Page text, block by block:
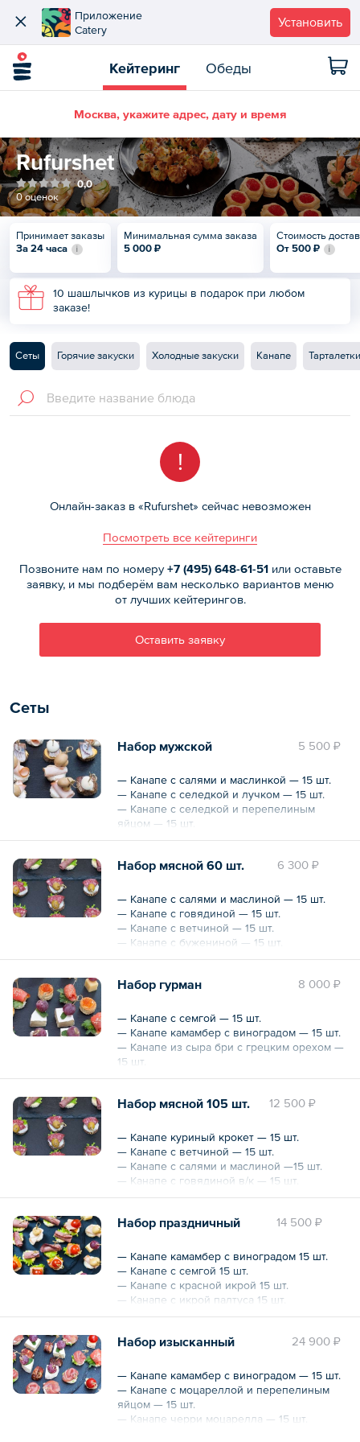
Приложение
Catery
Установить
Кейтеринг Обеды
Москва, укажите адрес, дату и время
Rufurshet
0,0
0 оценок
Принимает заказы
За 24 часа
Минимальная сумма заказа
5 000 ₽
Стоимость
От 500 ₽
10 шашлычков из курицы в подарок при любом
заказе!
Сеты Горячие закуски Холодные закуски Канапе Тарталетки
!
Онлайн-заказ в «Rufurshet» сейчас невозможен
Посмотреть все кейтеринги
Позвоните нам по номеру+7 (495) 648-61-51или оставьте
заявку, и мы подберём вам несколько вариантов меню
от лучших кейтерингов.
Оставить заявку
Сеты
5 500 ₽
Набор мужской
— Канапе с салями и маслинкой — 15 шт.
— Канапе с селедкой и лучком — 15 шт.
— Канапе с селедкой и перепелиным
яйцом — 15 шт.
— Канапе с карбонадом — 15 шт.
60 шт.
Общий вес – 1.5 кг
6 300 ₽
Набор мясной 60 шт.
— Канапе с салями и маслиной — 15 шт.
— Канапе с говядиной — 15 шт.
— Канапе с ветчиной — 15 шт.
— Канапе с бужениной — 15 шт.
8 000 ₽
Набор гурман
— Канапе с семгой — 15 шт.
— Канапе камамбер с виноградом — 15 шт.
— Канапе из сыра бри с грецким орехом —
15 шт.
— Канапе с угрем — 15 шт.
Общий вес – 1875 г
12 500 ₽
Набор мясной 105 шт.
— Канапе куриный крокет — 15 шт.
— Канапе с ветчиной — 15 шт.
— Канапе с салями и маслиной —15 шт.
— Канапе с говядиной в/к — 15 шт.
— Канапе с бужениной — 15 шт.
— Канапе с беконом — 15 шт.
105 шт.
Общий вес – 2625 г
14 500 ₽
Набор праздничный
— Канапе камамбер с виноградом 15 шт.
— Канапе с семгой 15 шт.
— Канапе с красной икрой 15 шт.
— Канапе с икрой палтуса 15 шт.
— Канапе с креветкой 15 шт.
— Профитроли с тунцом 15 шт.
— Профитроли с индейкой 15 шт.
— Тарталетка с креветками 15 шт.
— Тарталетка с оливье 15 шт.
— Тарталетка с крабовым салатом 15 шт.
24 900 ₽
Набор изысканный
— Канапе камамбер с виноградом — 15 шт.
— Канапе с моцареллой и перепелиным
яйцом — 15 шт.
— Канапе черри моцарелла — 15 шт.